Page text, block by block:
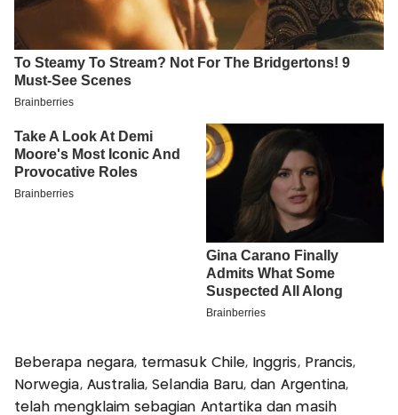
Beberapa negara, termasuk Chile, Inggris, Prancis,
Norwegia, Australia, Selandia Baru, dan Argentina,
telah mengklaim sebagian Antartika dan masih